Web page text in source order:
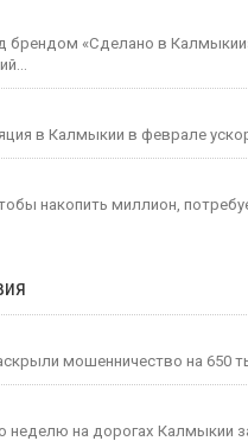
вновь принять гостей на
эпосу «Джангар» —
библиотеке им. А.
«Динамо-Элиста» - Чемпион